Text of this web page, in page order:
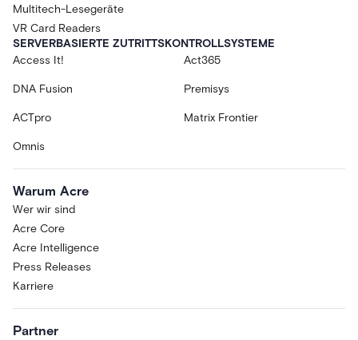
Multitech-Lesegeräte
VR Card Readers
SERVERBASIERTE ZUTRITTSKONTROLLSYSTEME
Access It!
Act365
DNA Fusion Premisys
ACTpro Matrix Frontier
Omnis
Warum Acre
Wer wir sind
Acre Core
Acre Intelligence
Press Releases
Karriere
Partner